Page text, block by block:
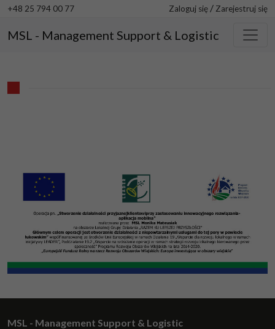
+48 25 794 00 77 Zaloguj się / Zarejestruj się
MSL - Management Support & Logistic
MSL - Management Support & Logistic